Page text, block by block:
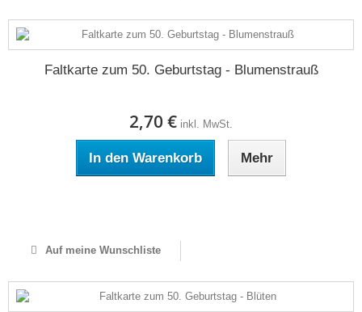
Faltkarte zum 50. Geburtstag - Blumenstrauß
2,70 € inkl. MwSt.
In den Warenkorb Mehr
Auf meine Wunschliste